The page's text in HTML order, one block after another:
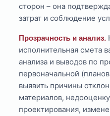
сторон – она
затрат и соблюдение
Прозрачность и анализ.
исполнительная смета
анализа и выводов по
первоначальной
выявить причины
материалов,
проектирования,